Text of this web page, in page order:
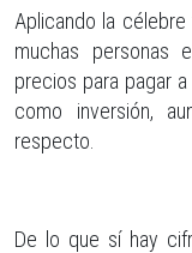
Aplicando la
muchas personas
precios para pagar
como inversión,
respecto.
De lo que sí hay